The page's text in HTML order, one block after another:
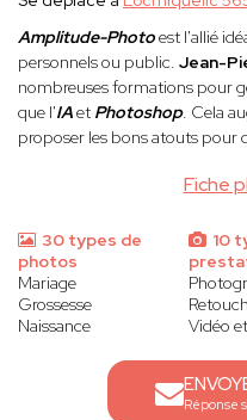
Fiche
Amplitude-Photoest l'allié
personnels ou public. Jean-
nombreuses formations pour
que l'IAet Photoshop. Cela
proposer les bons atouts pour
30 types de
photos
Mariage
Grossesse
Naissance
10
Vidéo
Réponse